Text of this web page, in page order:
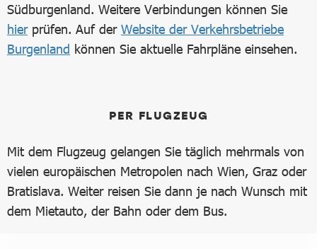
Südburgenland. Weitere Verbindungen können Sie
hierprüfen. Auf der Website der Verkehrsbetriebe
Burgenland können Sie aktuelle Fahrpläne einsehen.
PER FLUGZEUG
Mit dem Flugzeug gelangen Sie täglich mehrmals von
vielen europäischen Metropolen nach Wien, Graz oder
Bratislava. Weiter reisen Sie dann je nach Wunsch mit
dem Mietauto, der Bahn oder dem Bus.